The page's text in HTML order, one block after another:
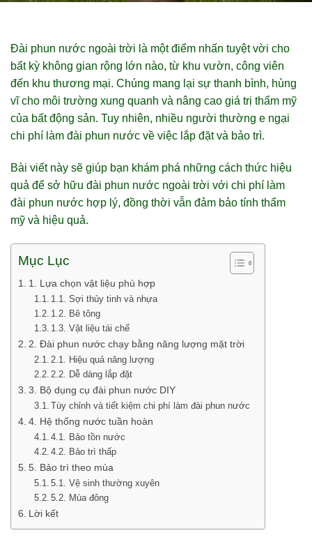
Đài phun nước ngoài trời là một điểm nhấn tuyệt vời cho
bất kỳ không gian rộng lớn nào, từ khu vườn, công viên
đến khu thương mại. Chúng mang lại sự thanh bình, hùng
vĩ cho môi trường xung quanh và nâng cao giá trị thẩm mỹ
của bất động sản. Tuy nhiên, nhiều người thường e ngại
chi phí làm đài phun nước về việc lắp đặt và bảo trì.
Bài viết này sẽ giúp bạn khám phá những cách thức hiệu
quả để sở hữu đài phun nước ngoài trời với chi phí làm
đài phun nước hợp lý, đồng thời vẫn đảm bảo tính thẩm
mỹ và hiệu quả.
Mục Lục
1. Lựa chọn vật liệu phù hợp
1.1. Sợi thủy tinh và nhựa
1.2. Bê tông
1.3. Vật liệu tái chế
2. Đài phun nước chạy bằng năng lượng mặt trời
2.1. Hiệu quả năng lượng
2.2. Dễ dàng lắp đặt
3. Bộ dụng cụ đài phun nước DIY
Tùy chỉnh và tiết kiệm chi phí làm đài phun nước
4. Hệ thống nước tuần hoàn
4.1. Bảo tồn nước
4.2. Bảo trì thấp
5. Bảo trì theo mùa
5.1. Vệ sinh thường xuyên
5.2. Mùa đông
Lời kết